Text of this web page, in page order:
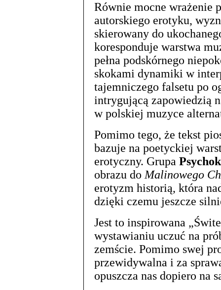
Równie mocne wrażenie
autorskiego erotyku,
skierowany do
koresponduje warstwa
pełna podskórnego
skokami dynamiki w
tajemniczego falsetu po
intrygującą zapowiedzią
w polskiej muzyce
Pomimo tego, że tekst
bazuje na poetyckiej
erotyczny. Grupa
obrazu do Malinowego
erotyzm historią, która
dzięki czemu jeszcze
Jest to inspirowana
wystawianiu uczuć na
zemście. Pomimo swej
przewidywalna i za
opuszcza nas dopiero na